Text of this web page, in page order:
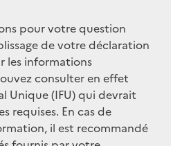
pour votre question
de votre déclaration
les informations
consulter en effet
Unique (IFU) qui devrait
requises. En cas de
il est recommandé